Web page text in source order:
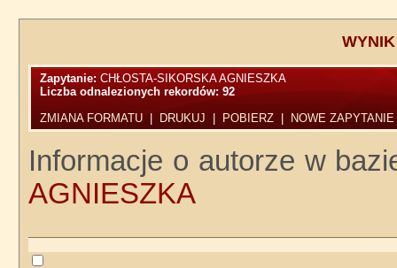
Zapytanie:CHŁOSTA-SIKORSKA AGNIESZKA
Liczba odnalezionych rekordów:92
ZMIANA FORMATU
DRUKUJ POBIERZ NOWE ZAPYTANIE
Informacje o autorze w
AGNIESZKA